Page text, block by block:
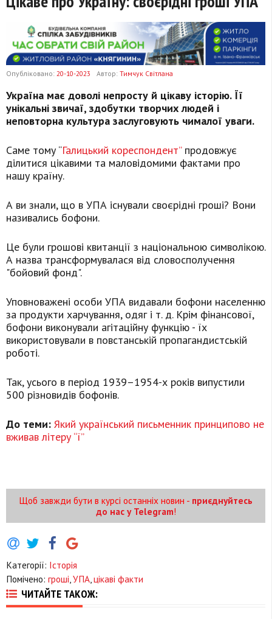
Опубліковано: 20-10-2023 Автор: Тимчук Світлана
Україна має доволі непросту й цікаву історію. Її
унікальні звичаї, здобутки творчих людей і
неповторна культура заслуговують чималої уваги.
Саме тому “Галицький кореспондент”продовжує
ділитися цікавими та маловідомими фактами про
нашу країну.
А ви знали, що в УПА існували своєрідні гроші? Вони
називались бофони.
Це були грошові квитанції з національною символікою.
А назва трансформувалася від словосполучення
"бойовий фонд".
Уповноважені особи УПА видавали бофони населенню
за продукти харчування, одяг і т. д. Крім фінансової,
бофони виконували агітаційну функцію - їх
використовували в повстанській пропагандистській
роботі.
Так, усього в період 1939–1954-х років випустили
500 різновидів бофонів.
До теми: Який український письменник принципово не
вживав літеру “ї”
Щоб завжди бути в курсі останніх новин - приєднуйтесь
до нас у Telegram!
Категорії: Історія
Помічено: гроші УПА цікаві факти
ЧИТАЙТЕ ТАКОЖ: